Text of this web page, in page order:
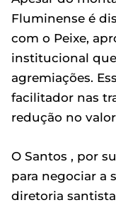
Fluminense é
com o Peixe,
institucional
agremiações.
facilitador nas
redução no
O Santos , por
para negociar a
diretoria